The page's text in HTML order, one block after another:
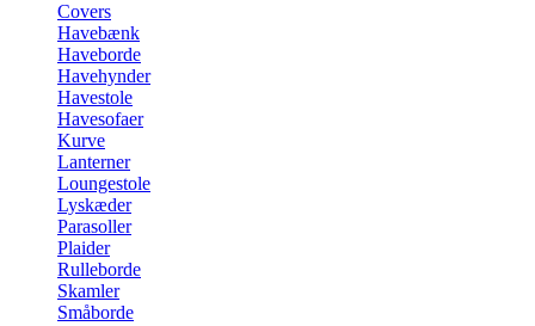
Covers
Havebænk
Haveborde
Havehynder
Havestole
Havesofaer
Kurve
Lanterner
Loungestole
Lyskæder
Parasoller
Plaider
Rulleborde
Skamler
Småborde